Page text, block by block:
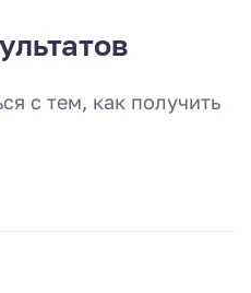
с тем, как получить